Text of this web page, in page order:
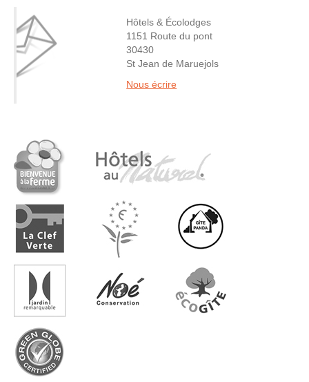
Hôtels & Écolodges
1151 Route du pont
30430
St Jean de Maruejols
Nous écrire